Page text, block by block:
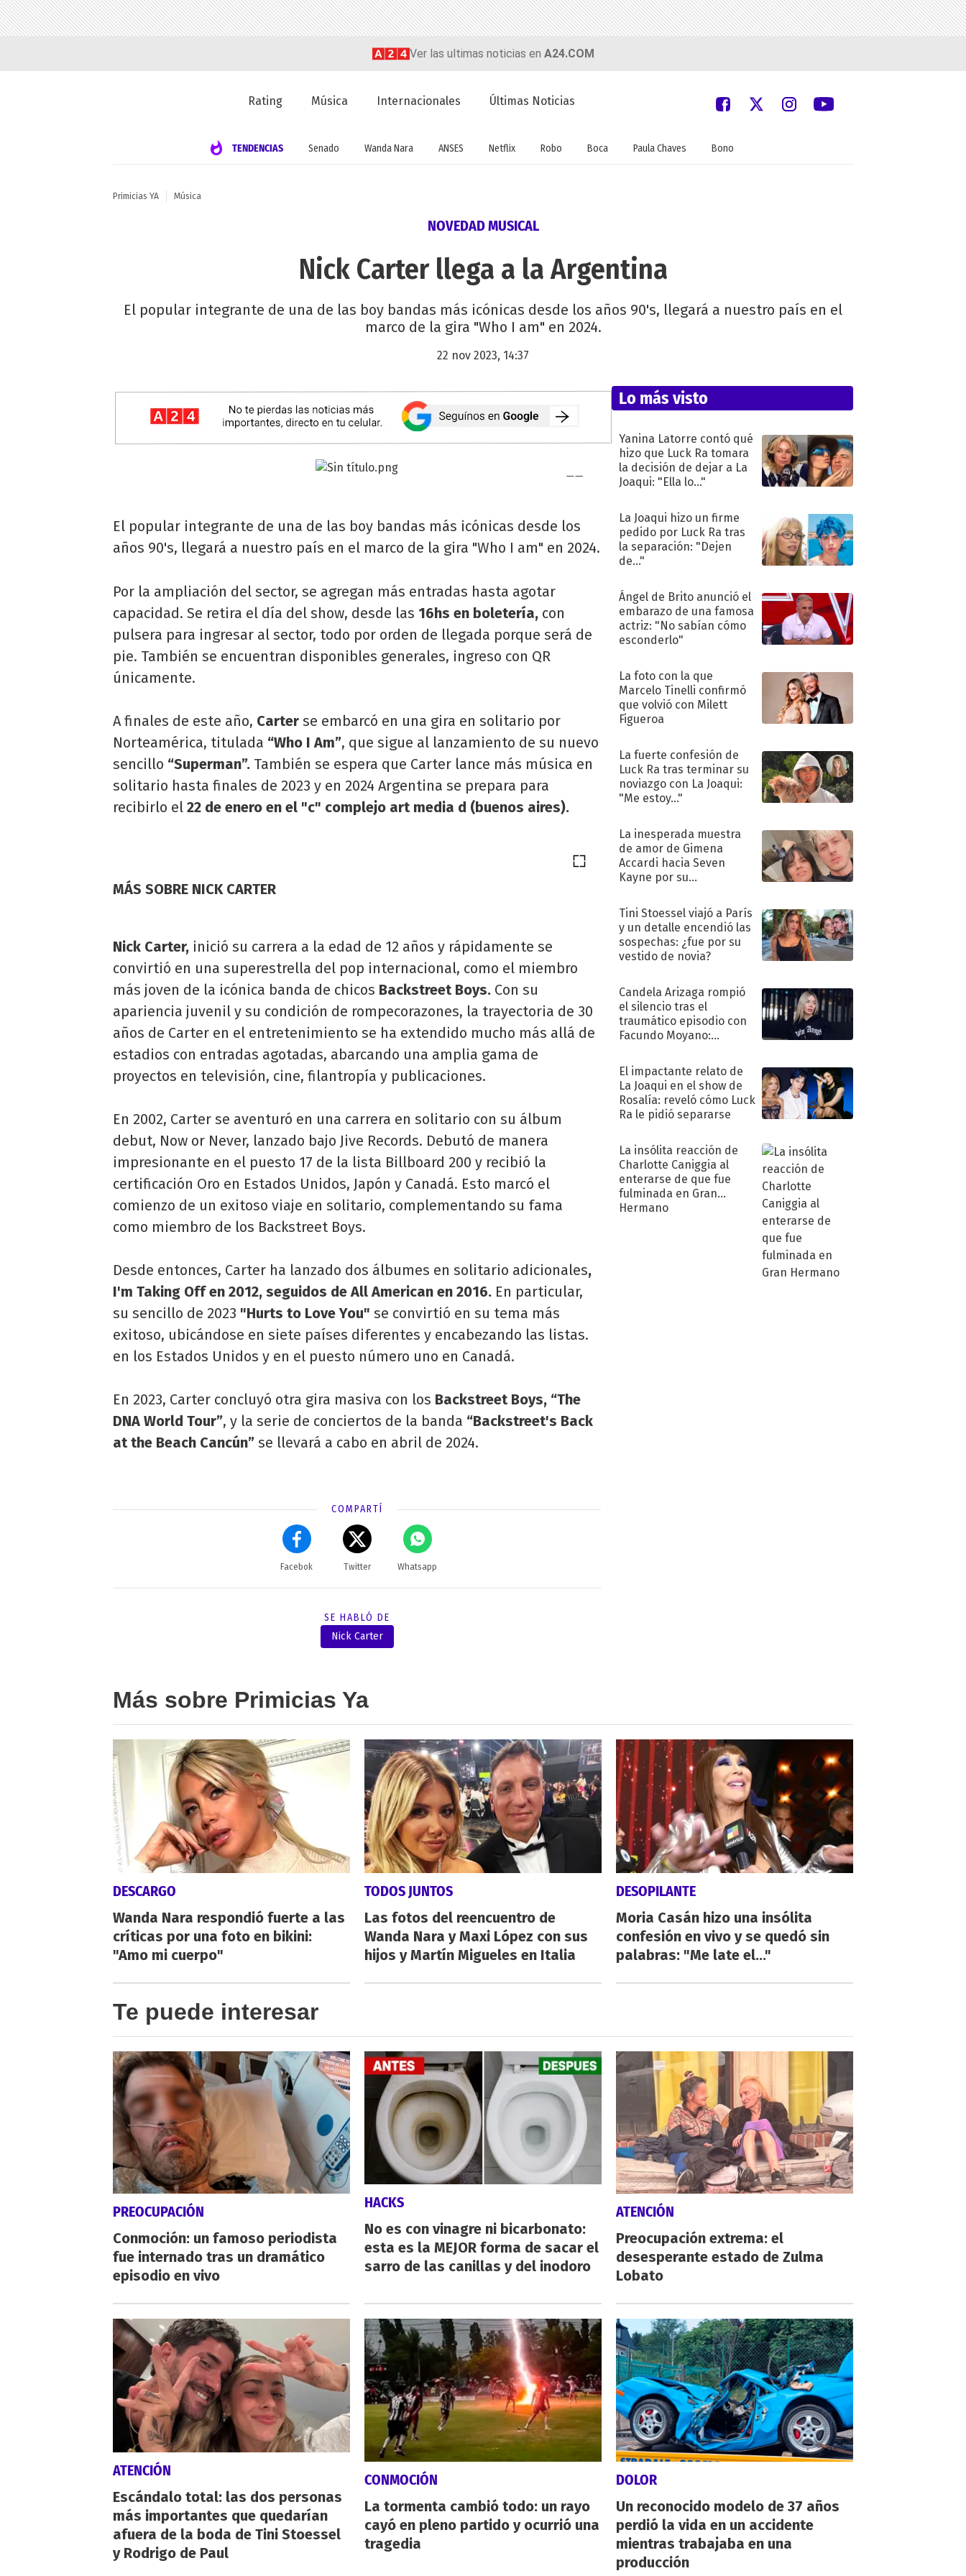
Ver las ultimas noticias en A24.COM
Rating Música Internacionales Últimas Noticias
TENDENCIAS Senado Wanda Nara ANSES Netflix Robo Boca Paula Chaves Bono
Primicias YA Música
NOVEDAD MUSICAL
Nick Carter llega a la Argentina
El popular integrante de una de las boy bandas más icónicas desde los años 90's, llegará a nuestro país en el
marco de la gira "Who I am" en 2024.
22 nov 2023, 14:37
El popular integrante de una de las boy bandas más icónicas desde los
años 90's, llegará a nuestro país en el marco de la gira "Who I am" en 2024.
Por la ampliación del sector, se agregan más entradas hasta agotar
capacidad. Se retira el día del show, desde las 16hs en boletería, con
pulsera para ingresar al sector, todo por orden de llegada porque será de
pie. También se encuentran disponibles generales, ingreso con QR
únicamente.
A finales de este año, Carter se embarcó en una gira en solitario por
Norteamérica, titulada “Who I Am”, que sigue al lanzamiento de su nuevo
sencillo “Superman”. También se espera que Carter lance más música en
solitario hasta finales de 2023 y en 2024 Argentina se prepara para
recibirlo el 22 de enero en el "c" complejo art media d (buenos aires).
MÁS SOBRE NICK CARTER
Nick Carter, inició su carrera a la edad de 12 años y rápidamente se
convirtió en una superestrella del pop internacional, como el miembro
más joven de la icónica banda de chicos Backstreet Boys. Con su
apariencia juvenil y su condición de rompecorazones, la trayectoria de 30
años de Carter en el entretenimiento se ha extendido mucho más allá de
estadios con entradas agotadas, abarcando una amplia gama de
proyectos en televisión, cine, filantropía y publicaciones.
En 2002, Carter se aventuró en una carrera en solitario con su álbum
debut, Now or Never, lanzado bajo Jive Records. Debutó de manera
impresionante en el puesto 17 de la lista Billboard 200 y recibió la
certificación Oro en Estados Unidos, Japón y Canadá. Esto marcó el
comienzo de un exitoso viaje en solitario, complementando su fama
como miembro de los Backstreet Boys.
Desde entonces, Carter ha lanzado dos álbumes en solitario adicionales,
I'm Taking Off en 2012, seguidos de All American en 2016. En particular,
su sencillo de 2023 "Hurts to Love You" se convirtió en su tema más
exitoso, ubicándose en siete países diferentes y encabezando las listas.
en los Estados Unidos y en el puesto número uno en Canadá.
En 2023, Carter concluyó otra gira masiva con los Backstreet Boys, “The
DNA World Tour”, y la serie de conciertos de la banda “Backstreet's Back
at the Beach Cancún” se llevará a cabo en abril de 2024.
COMPARTÍ
Facebok Twitter Whatsapp
SE HABLÓ DE
Nick Carter
Lo más visto
Yanina Latorre contó qué
hizo que Luck Ra tomara
la decisión de dejar a La
Joaqui: "Ella lo..."
La Joaqui hizo un firme
pedido por Luck Ra tras
la separación: "Dejen
de..."
Ángel de Brito anunció el
embarazo de una famosa
actriz: "No sabían cómo
esconderlo"
La foto con la que
Marcelo Tinelli confirmó
que volvió con Milett
Figueroa
La fuerte confesión de
Luck Ra tras terminar su
noviazgo con La Joaqui:
"Me estoy..."
La inesperada muestra
de amor de Gimena
Accardi hacia Seven
Kayne por su
Tini Stoessel viajó a París
y un detalle encendió las
sospechas: ¿fue por su
vestido de novia?
Candela Arizaga rompió
el silencio tras el
traumático episodio con
Facundo Moyano:
El impactante relato de
La Joaqui en el show de
Rosalía: reveló cómo Luck
Ra le pidió separarse
La insólita reacción de
Charlotte Caniggia al
enterarse de que fue
fulminada en Gran
Hermano
Más sobre Primicias Ya
DESCARGO
Wanda Nara respondió fuerte a las
críticas por una foto en bikini:
"Amo mi cuerpo"
TODOS JUNTOS
Las fotos del reencuentro de
Wanda Nara y Maxi López con sus
hijos y Martín Migueles en Italia
DESOPILANTE
Moria Casán hizo una insólita
confesión en vivo y se quedó sin
palabras: "Me late el..."
Te puede interesar
PREOCUPACIÓN
Conmoción: un famoso periodista
fue internado tras un dramático
episodio en vivo
HACKS
No es con vinagre ni bicarbonato:
esta es la MEJOR forma de sacar el
sarro de las canillas y del inodoro
ATENCIÓN
Preocupación extrema: el
desesperante estado de Zulma
Lobato
ATENCIÓN
Escándalo total: las dos personas
más importantes que quedarían
afuera de la boda de Tini Stoessel
y Rodrigo de Paul
CONMOCIÓN
La tormenta cambió todo: un rayo
cayó en pleno partido y ocurrió una
tragedia
DOLOR
Un reconocido modelo de 37 años
perdió la vida en un accidente
mientras trabajaba en una
producción